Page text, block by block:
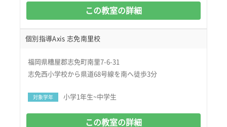
この教室の詳細
個別指導Axis 志免南里校
福岡県糟屋郡志免町南里7-6-31
志免西小学校から県道68号線を南へ徒歩3分
対象学年 小学1年生~中学生
この教室の詳細